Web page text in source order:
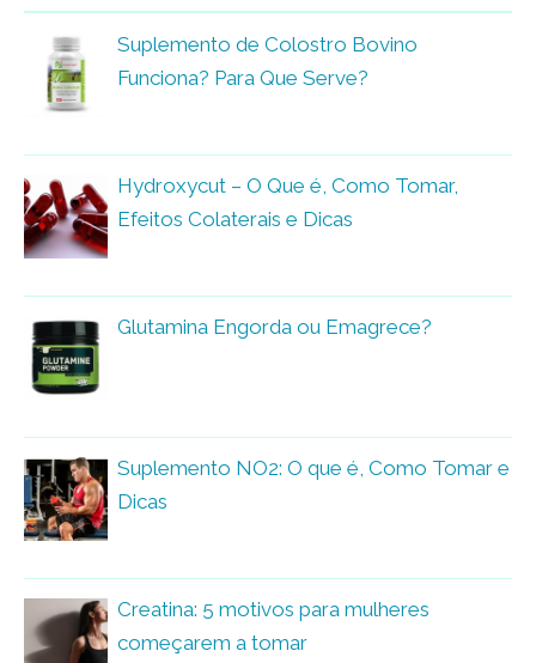
Suplemento de Colostro Bovino
Funciona? Para Que Serve?
Hydroxycut – O Que é, Como Tomar,
Efeitos Colaterais e Dicas
Glutamina Engorda ou Emagrece?
Suplemento NO2: O que é, Como Tomar e
Dicas
Creatina: 5 motivos para mulheres
começarem a tomar